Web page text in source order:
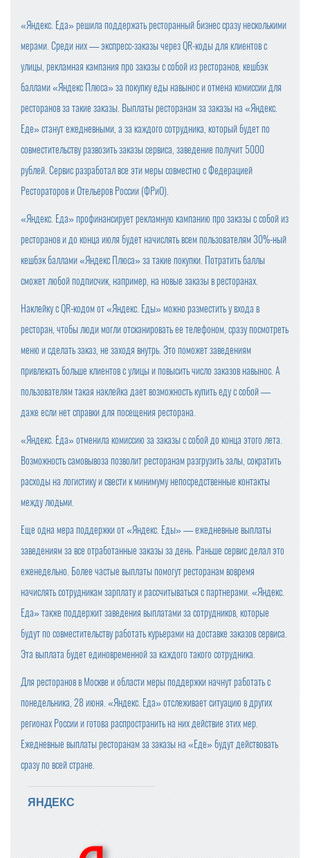
«Яндекс. Еда» решила поддержать ресторанный бизнес сразу несколькими
мерами. Среди них — экспресс-заказы через QR-коды для клиентов с
улицы, рекламная кампания про заказы с собой из ресторанов, кешбэк
баллами «Яндекс Плюса» за покупку еды навынос и отмена комиссии для
ресторанов за такие заказы. Выплаты ресторанам за заказы на «Яндекс.
Еде» станут ежедневными, а за каждого сотрудника, который будет по
совместительству развозить заказы сервиса, заведение получит 5000
рублей. Сервис разработал все эти меры совместно с Федерацией
Рестораторов и Отельеров России (ФРиО).
«Яндекс. Еда» профинансирует рекламную кампанию про заказы с собой из
ресторанов и до конца июля будет начислять всем пользователям 30%-ный
кешбэк баллами «Яндекс Плюса» за такие покупки. Потратить баллы
сможет любой подписчик, например, на новые заказы в ресторанах.
Наклейку с QR-кодом от «Яндекс. Еды» можно разместить у входа в
ресторан, чтобы люди могли отсканировать ее телефоном, сразу посмотреть
меню и сделать заказ, не заходя внутрь. Это поможет заведениям
привлекать больше клиентов с улицы и повысить число заказов навынос. А
пользователям такая наклейка дает возможность купить еду с собой —
даже если нет справки для посещения ресторана.
«Яндекс. Еда» отменила комиссию за заказы с собой до конца этого лета.
Возможность самовывоза позволит ресторанам разгрузить залы, сократить
расходы на логистику и свести к минимуму непосредственные контакты
между людьми.
Еще одна мера поддержки от «Яндекс. Еды» — ежедневные выплаты
заведениям за все отработанные заказы за день. Раньше сервис делал это
еженедельно. Более частые выплаты помогут ресторанам вовремя
начислять сотрудникам зарплату и рассчитываться с партнерами. «Яндекс.
Еда» также поддержит заведения выплатами за сотрудников, которые
будут по совместительству работать курьерами на доставке заказов сервиса.
Эта выплата будет единовременной за каждого такого сотрудника.
Для ресторанов в Москве и области меры поддержки начнут работать с
понедельника, 28 июня. «Яндекс. Еда» отслеживает ситуацию в других
регионах России и готова распространить на них действие этих мер.
Ежедневные выплаты ресторанам за заказы на «Еде» будут действовать
сразу по всей стране.
ЯНДЕКС